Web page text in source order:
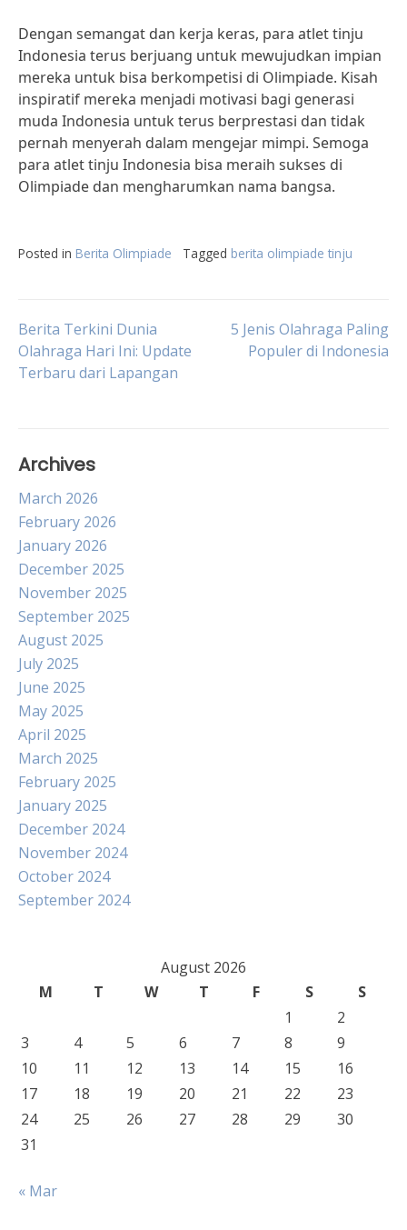
Dengan semangat dan kerja keras, para atlet tinju
Indonesia terus berjuang untuk mewujudkan impian
mereka untuk bisa berkompetisi di Olimpiade. Kisah
inspiratif mereka menjadi motivasi bagi generasi
muda Indonesia untuk terus berprestasi dan tidak
pernah menyerah dalam mengejar mimpi. Semoga
para atlet tinju Indonesia bisa meraih sukses di
Olimpiade dan mengharumkan nama bangsa.
Posted in Berita Olimpiade Tagged berita olimpiade tinju
Post
navigation
Berita Terkini Dunia
Olahraga Hari Ini: Update
Terbaru dari Lapangan
5 Jenis Olahraga Paling
Populer di Indonesia
Archives
March 2026
February 2026
January 2026
December 2025
November 2025
September 2025
August 2025
July 2025
June 2025
May 2025
April 2025
March 2025
February 2025
January 2025
December 2024
November 2024
October 2024
September 2024
August 2026
M
T W T F S
S
1
2
3
4 5 6 7 8
9
10
11 12 13 14 15
16
17
18 19 20 21 22
23
24
25 26 27 28 29
30
31
« Mar